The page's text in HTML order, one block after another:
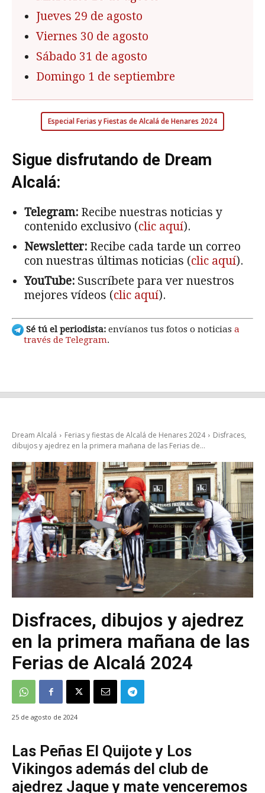
Jueves 29 de agosto
Viernes 30 de agosto
Sábado 31 de agosto
Domingo 1 de septiembre
Especial Ferias y Fiestas de Alcalá de Henares 2024
Sigue disfrutando de Dream
Alcalá:
Telegram: Recibe nuestras noticias y
contenido exclusivo (clic aquí).
Newsletter: Recibe cada tarde un correo
con nuestras últimas noticias (clic aquí).
YouTube: Suscríbete para ver nuestros
mejores vídeos (clic aquí).
Sé tú el periodista: envíanos tus fotos o noticias a
través de Telegram.